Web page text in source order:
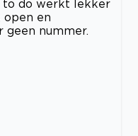
to do werkt lekker
open en
geen nummer.